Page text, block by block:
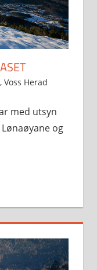
, Voss Herad
med utsyn
og